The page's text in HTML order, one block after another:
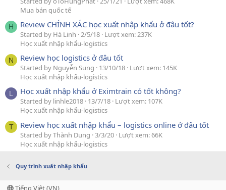
Mua bán quốc tế
H Review CHÍNH XÁC học xuất nhập khẩu ở đâu tốt?
Started by Hà Linh 2/5/18 Lượt xem: 237K
Học xuất nhập khẩu-logistics
N Review học logistics ở đâu tốt
Started by Nguyễn Sung 13/10/18 Lượt xem: 145K
Học xuất nhập khẩu-logistics
L Học xuất nhập khẩu ở Eximtrain có tốt không?
Started by linhle2018 13/7/18 Lượt xem: 107K
Học xuất nhập khẩu-logistics
T Review học xuất nhập khẩu – logistics online ở đâu tốt
Started by Thành Dung 3/3/20 Lượt xem: 66K
Học xuất nhập khẩu-logistics
Quy trình xuất nhập khẩu
Tiếng Việt (VN)